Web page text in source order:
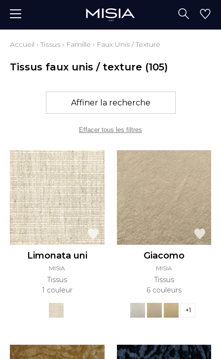
Accueil ›Tissus › Famille › Faux Unis / Texture
Tissus faux unis / texture (105)
Affiner la recherche
Effacer tous les filtres
Limonata uni
MISIA
Tissus
1 couleur
Giacomo
MISIA
Tissus
6 couleurs
+1